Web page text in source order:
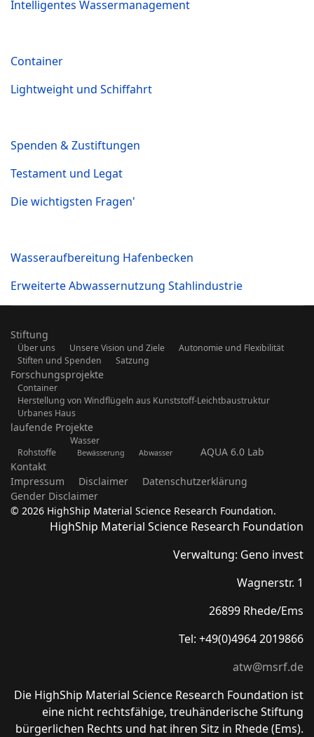
Intelligentes Wassermanagement
Container
Lightweight und Schiffahrt
Spenden & Zustiftungen
Testament und Legat
Die wichtigsten Fragen'
Wasseraufbereitung Hafenbecken
Erweiterte Abwassernutzung Stahlindustrie
Stiftung
Über uns Unsere Vision und Ziele
Autonomie und Flexibilität
Stiften und Spenden
Satzung
Forschungsprojekte
Container
Herstellung von Windflügeln aus Kunststoff-Leichtbaustruktur
Urbanes Haus
laufende Projekte
Rohstoffe
Wasser
Bewässerung Abwasser
AQUA 6.0 Lab
Kontakt
Impressum
Disclaimer
Datenschutzerklärung
Gender Disclaimer
© 2026 HighShip Material Science Research Foundation.
HighShip Material Science Research Foundation
Verwaltung: Geno invest
Wagnerstr. 1
26899 Rhede/Ems
Tel: +49(0)4964 2019866
atw@msrf.de
Die HighShip Material Science Research Foundation ist
eine nicht rechtsfähige, treuhänderische Stiftung
bürgerlichen Rechts und hat ihren Sitz in Rhede (Ems).